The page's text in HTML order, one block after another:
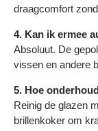
draagcomfort
4. Kan ik ermee
Absoluut. De
vissen en andere
5. Hoe
Reinig de glazen
brillenkoker om